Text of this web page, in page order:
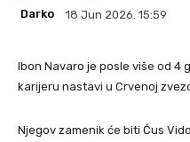
Darko 18 Jun 2026. 15:59
Ibon Navaro je posle više od 4
karijeru nastavi u Crvenoj
Njegov zamenik će biti Ćus